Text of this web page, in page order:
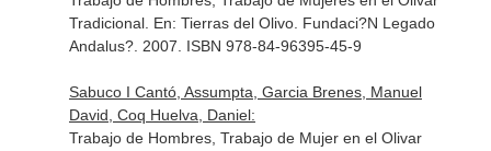
Tradicional. En: Tierras del Olivo. Fundaci?N Legado
Andalus?. 2007. ISBN 978-84-96395-45-9
Sabuco I Cantó, Assumpta, Garcia Brenes, Manuel
David, Coq Huelva, Daniel:
Trabajo de Hombres, Trabajo de Mujer en el Olivar